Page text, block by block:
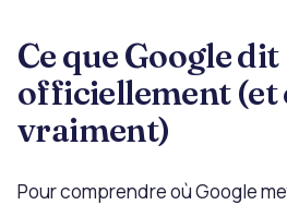
Ce que Google dit
officiellement (et
vraiment)
Pour comprendre où Google